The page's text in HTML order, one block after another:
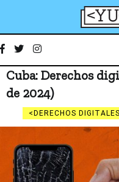
YucaByte
Cuba: Derechos
de 2024)
DERECHOS DIGITALES